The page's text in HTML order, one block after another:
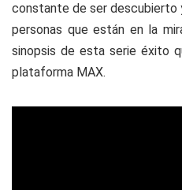
constante de ser descubierto
personas que están en la
sinopsis de esta serie éxito
plataforma MAX.